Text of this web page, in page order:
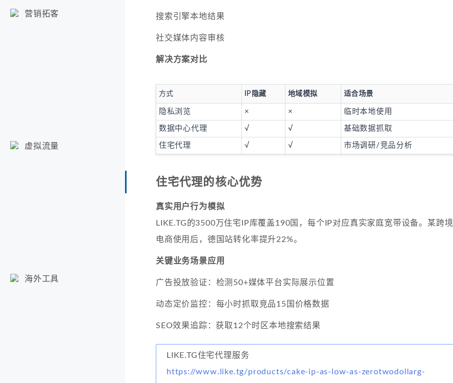
营销拓客
虚拟流量
海外工具
搜索引擎本地结果
社交媒体内容审核
解决方案对比
方式 IP隐藏 地域模拟 适合场景
隐私浏览 × × 临时本地使用
数据中心代理 √ √ 基础数据抓取
住宅代理 √ √ 市场调研/竞品分析
住宅代理的核心优势
真实用户行为模拟
LIKE.TG的3500万住宅IP库覆盖190国，每个IP对应真实家庭宽带设备。某跨境
电商使用后，德国站转化率提升22%。
关键业务场景应用
广告投放验证：检测50+媒体平台实际展示位置
动态定价监控：每小时抓取竞品15国价格数据
SEO效果追踪：获取12个时区本地搜索结果
LIKE.TG住宅代理服务
https://www.like.tg/products/cake-ip-as-low-as-zerotwodollarg-